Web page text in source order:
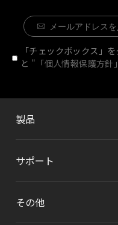
「チェックボックス」
と "「個人情報保護方針
製品
サポート
その他